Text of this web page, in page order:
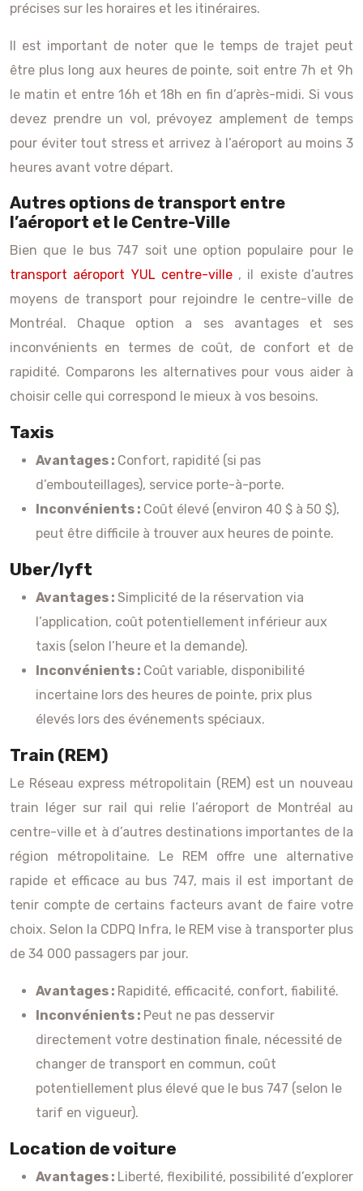
précises sur les horaires et les itinéraires.
Il est important de noter que le temps de trajet peut
être plus long aux heures de pointe, soit entre 7h et 9h
le matin et entre 16h et 18h en fin d’après-midi. Si vous
devez prendre un vol, prévoyez amplement de temps
pour éviter tout stress et arrivez à l’aéroport au moins 3
heures avant votre départ.
Autres options de transport entre
l’aéroport et le Centre-Ville
Bien que le bus 747 soit une option populaire pour le
transport aéroport YUL centre-ville , il existe d’autres
moyens de transport pour rejoindre le centre-ville de
Montréal. Chaque option a ses avantages et ses
inconvénients en termes de coût, de confort et de
rapidité. Comparons les alternatives pour vous aider à
choisir celle qui correspond le mieux à vos besoins.
Taxis
Avantages : Confort, rapidité (si pas
d’embouteillages), service porte-à-porte.
Inconvénients : Coût élevé (environ 40 $ à 50 $),
peut être difficile à trouver aux heures de pointe.
Uber/lyft
Avantages : Simplicité de la réservation via
l’application, coût potentiellement inférieur aux
taxis (selon l’heure et la demande).
Inconvénients : Coût variable, disponibilité
incertaine lors des heures de pointe, prix plus
élevés lors des événements spéciaux.
Train (REM)
Le Réseau express métropolitain (REM) est un nouveau
train léger sur rail qui relie l’aéroport de Montréal au
centre-ville et à d’autres destinations importantes de la
région métropolitaine. Le REM offre une alternative
rapide et efficace au bus 747, mais il est important de
tenir compte de certains facteurs avant de faire votre
choix. Selon la CDPQ Infra, le REM vise à transporter plus
de 34 000 passagers par jour.
Avantages : Rapidité, efficacité, confort, fiabilité.
Inconvénients : Peut ne pas desservir
directement votre destination finale, nécessité de
changer de transport en commun, coût
potentiellement plus élevé que le bus 747 (selon le
tarif en vigueur).
Location de voiture
Avantages : Liberté, flexibilité, possibilité d’explorer